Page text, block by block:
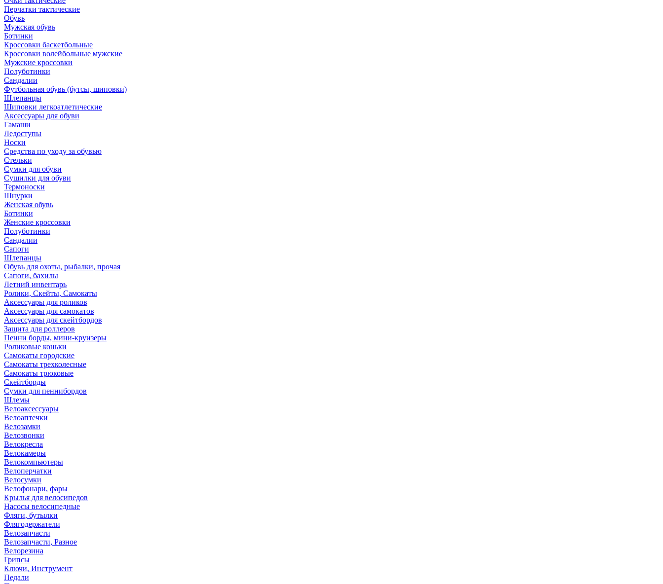
Перчатки тактические
Обувь
Мужская обувь
Ботинки
Кроссовки баскетбольные
Кроссовки волейбольные мужские
Мужские кроссовки
Полуботинки
Сандалии
Футбольная обувь (бутсы, шиповки)
Шлепанцы
Шиповки легкоатлетические
Аксессуары для обуви
Гамаши
Ледоступы
Носки
Средства по уходу за обувью
Стельки
Сумки для обуви
Сушилки для обуви
Термоноски
Шнурки
Женская обувь
Ботинки
Женские кроссовки
Полуботинки
Сандалии
Сапоги
Шлепанцы
Обувь для охоты, рыбалки, прочая
Сапоги, бахилы
Летний инвентарь
Ролики, Скейты, Самокаты
Аксессуары для роликов
Аксессуары для самокатов
Аксессуары для скейтбордов
Защита для роллеров
Пенни борды, мини-круизеры
Роликовые коньки
Самокаты городские
Самокаты трехколесные
Самокаты трюковые
Скейтборды
Сумки для пеннибордов
Шлемы
Велоаксессуары
Велоаптечки
Велозамки
Велозвонки
Велокресла
Велокамеры
Велокомпьютеры
Велоперчатки
Велосумки
Велофонари, фары
Крылья для велосипедов
Насосы велосипедные
Фляги, бутылки
Флягодержатели
Велозапчасти
Велозапчасти, Разное
Велорезина
Грипсы
Ключи, Инструмент
Педали